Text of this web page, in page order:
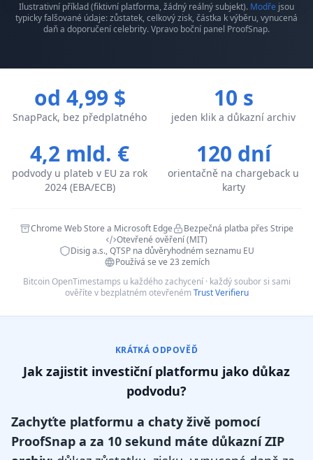
Ilustrativní příklad (fiktivní platforma, žádný reálný subjekt). Modře jsou
typicky falšované údaje: zůstatek, celkový zisk, částka k výběru, vynucená
daň a doporučení celebrity. Vpravo boční panel ProofSnap.
od 4,99 $
SnapPack, bez předplatného
10 s
jeden klik a důkazní archiv
4,2 mld. €
podvody u plateb v EU za rok
2024 (EBA/ECB)
120 dní
orientačně na chargeback u
karty
Chrome Web Store a Microsoft Edge
Bezpečná platba přes Stripe
Otevřené ověření (MIT)
Disig a.s., QTSP na důvěryhodném seznamu EU
Používá se ve 23 zemích
Bitcoin OpenTimestamps u každého zachycení · každý soubor si sami
ověříte v bezplatném otevřenémTrust Verifieru
KRÁTKÁ ODPOVĚĎ
Jak zajistit investiční platformu jako důkaz
podvodu?
Zachyťte platformu a chaty živě pomocí
ProofSnap a za 10 sekund máte důkazní ZIP